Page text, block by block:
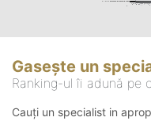
Gasește un
Ranking-ul îi adună pe
Cauți un specialist in